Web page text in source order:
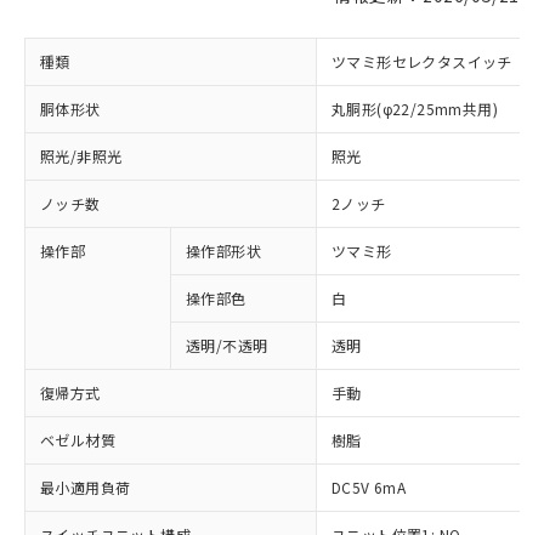
種類 ツマミ形セレクタスイッチ
胴体形状 丸胴形(φ22/25mm共用)
照光/非照光 照光
ノッチ数 2ノッチ
操作部 操作部形状 ツマミ形
操作部色 白
透明/不透明 透明
復帰方式 手動
ベゼル材質 樹脂
最小適用負荷 DC5V 6mA